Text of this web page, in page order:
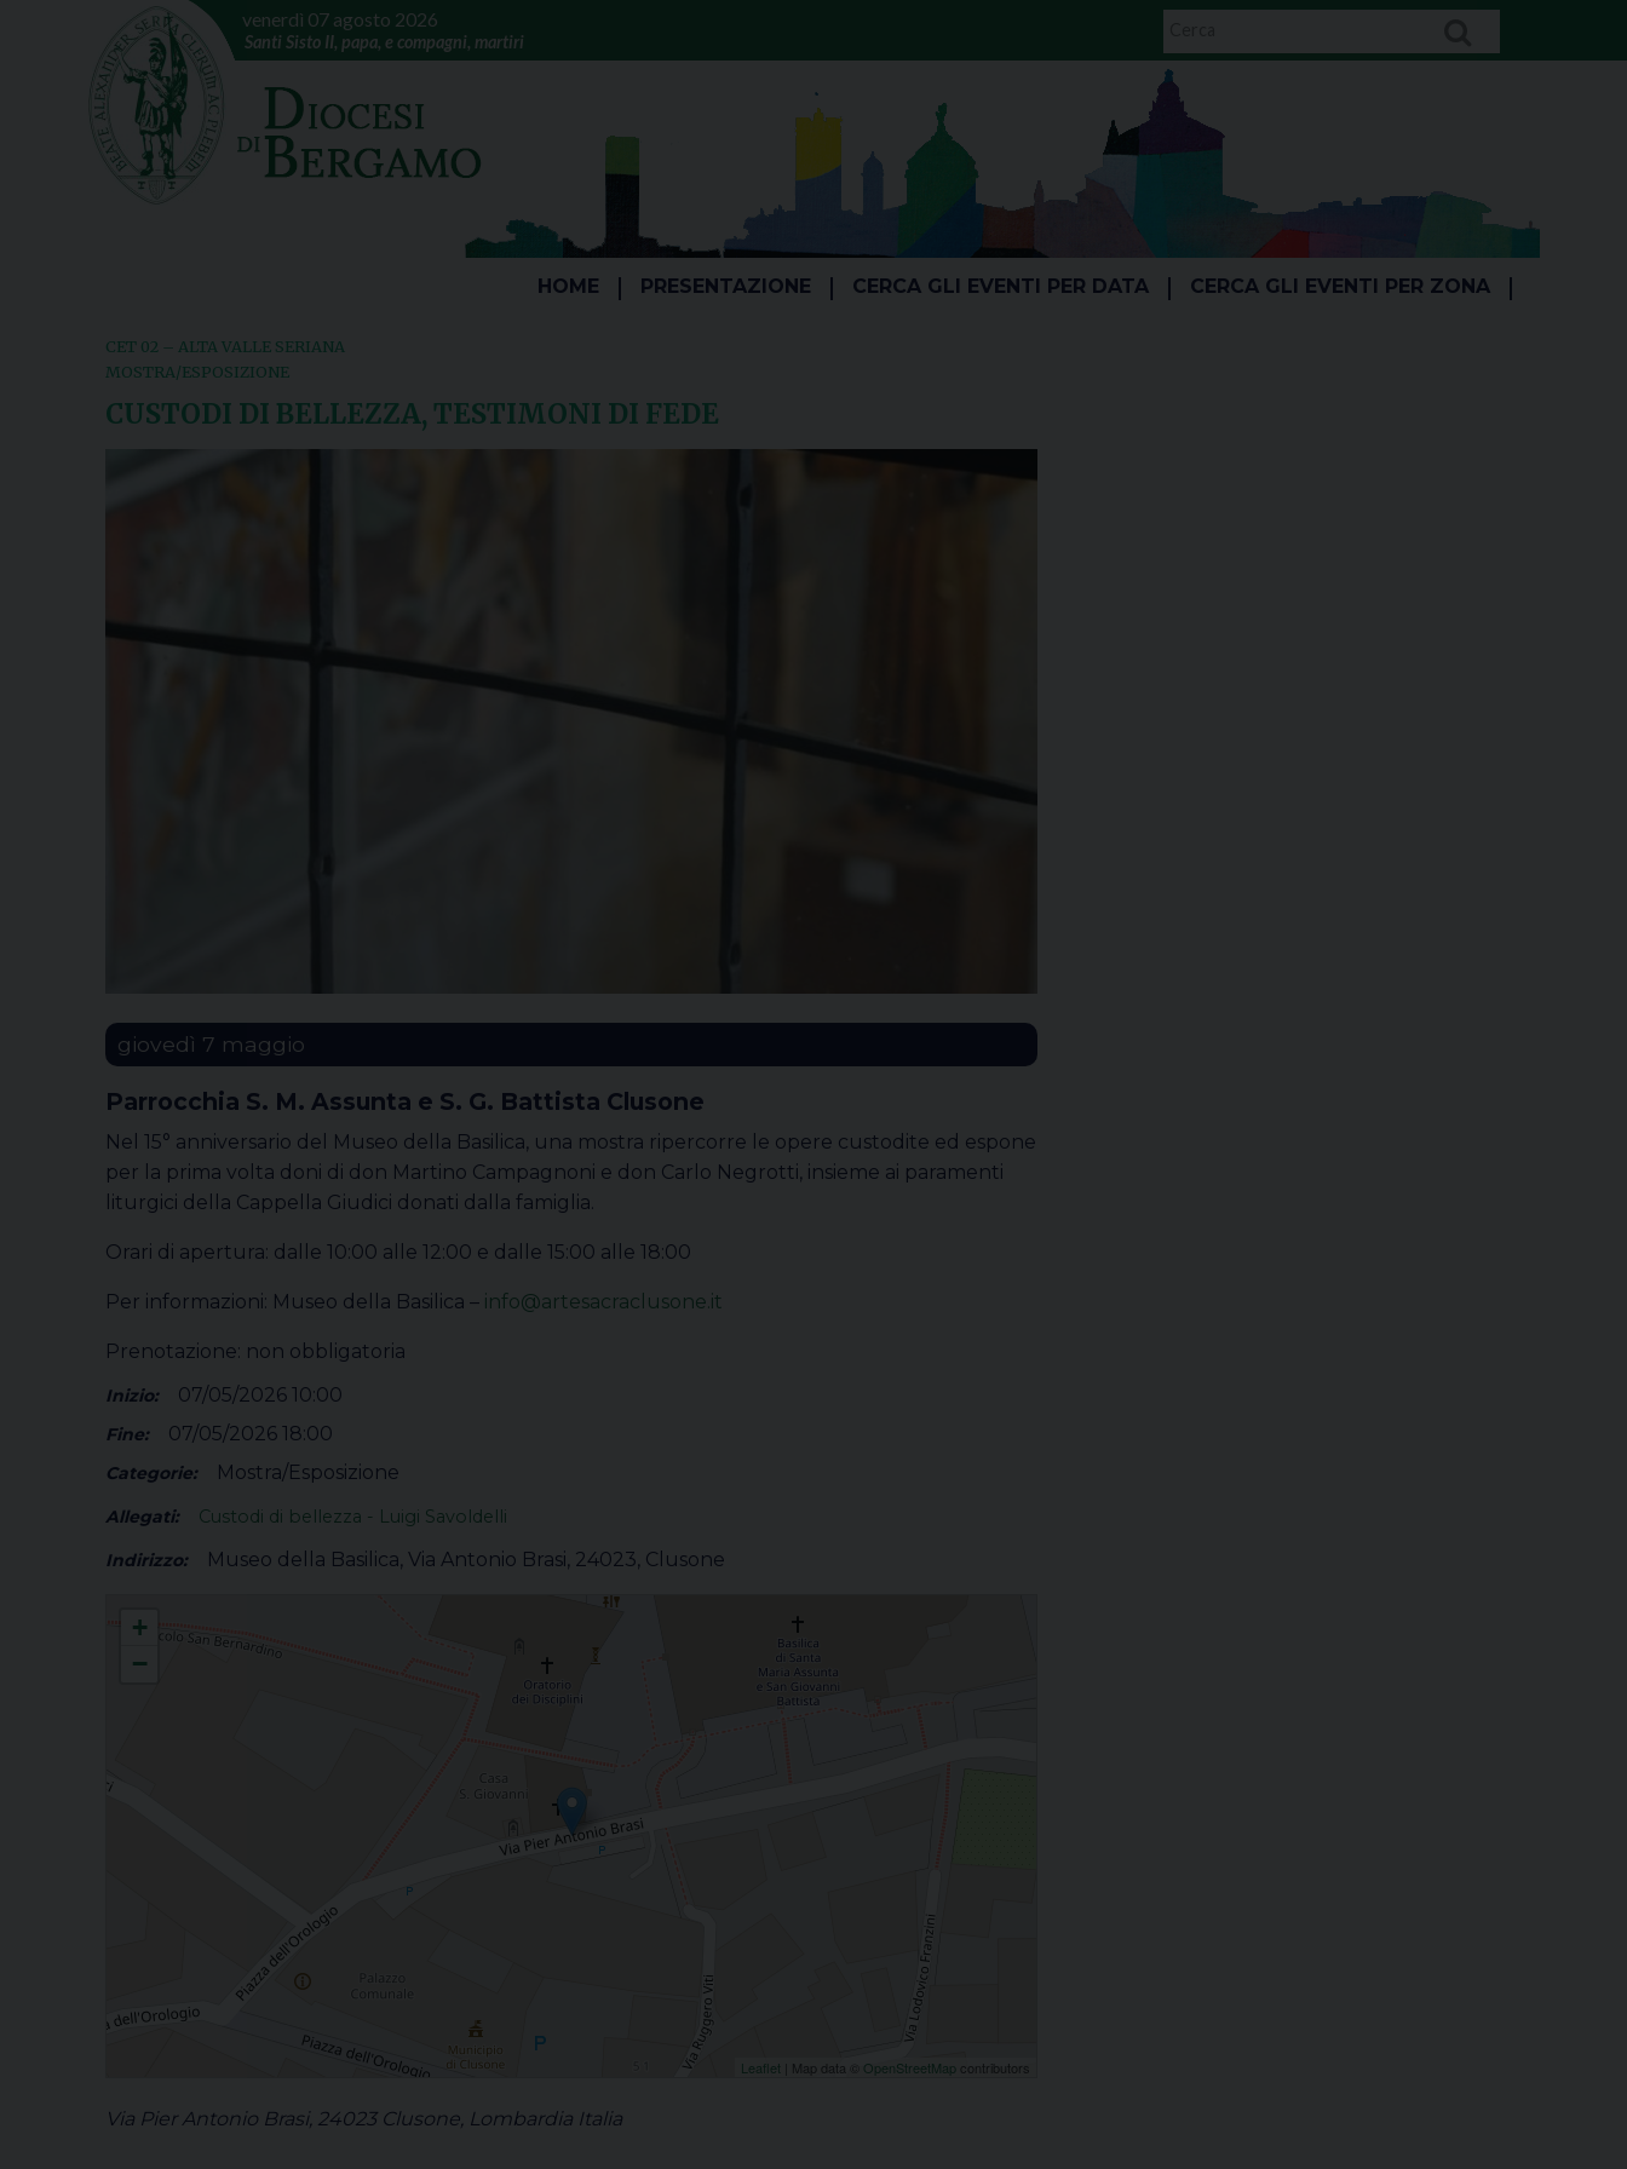
venerdì 07 agosto 2026
Santi Sisto II, papa, e compagni, martiri
HOME PRESENTAZIONE CERCA GLI EVENTI PER DATA CERCA GLI EVENTI PER ZONA
CET 02 – ALTA VALLE SERIANA
MOSTRA/ESPOSIZIONE
CUSTODI DI BELLEZZA, TESTIMONI DI FEDE
giovedì 7 maggio
Parrocchia S. M. Assunta e S. G. Battista Clusone
Nel 15° anniversario del Museo della Basilica, una mostra ripercorre le opere custodite ed espone
per la prima volta doni di don Martino Campagnoni e don Carlo Negrotti, insieme ai paramenti
liturgici della Cappella Giudici donati dalla famiglia.
Orari di apertura: dalle 10:00 alle 12:00 e dalle 15:00 alle 18:00
Per informazioni: Museo della Basilica – info@artesacraclusone.it
Prenotazione: non obbligatoria
Inizio: 07/05/2026 10:00
Fine: 07/05/2026 18:00
Categorie: Mostra/Esposizione
Allegati:
Custodi di bellezza - Luigi Savoldelli
Indirizzo:
Museo della Basilica, Via Antonio Brasi, 24023, Clusone
+
−
Leaflet | Map data © OpenStreetMap contributors
Via Pier Antonio Brasi, 24023 Clusone, Lombardia Italia